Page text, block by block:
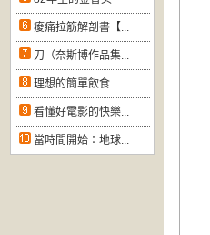
痠痛拉筋解剖書【...
刀（奈斯博作品集...
理想的簡單飲食
看懂好電影的快樂...
當時間開始：地球...